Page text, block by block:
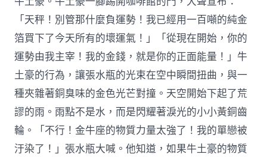
「天秤！別管那什麼負運勢！我已經用一百噸的純金
箔買下了今天所有的壞運氣！」「從現在開始，你的
運勢由我主宰！我的金錢，就是你的正面能量！」牛
土豪的行為，讓張水瓶的光束在空中瞬間扭曲，與一
種夾雜著銅臭味的金色光芒對撞。天空開始下起了荒
謬的雨。雨點不是水，而是閃耀著淚光的小小黃銅齒
輪。「不行！金牛座的物質力量太強了！我的單戀被
汙染了！」張水瓶大喊。他知道，如果牛土豪的物質